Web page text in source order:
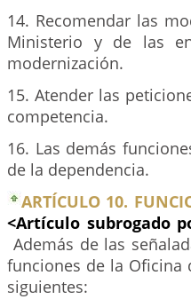
14. Recomendar las
Ministerio y de las
modernización.
15. Atender las
competencia.
16. Las demás
de la dependencia.
ARTÍCULO 10.
<Artículo subrogado
Además de las
funciones de la Oficina
siguientes: